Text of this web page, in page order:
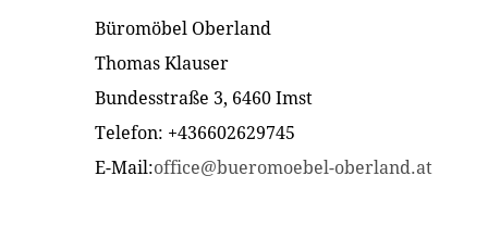
Büromöbel Oberland
Thomas Klauser
Bundesstraße 3, 6460 Imst
Telefon: +436602629745
E-Mail:office@bueromoebel-oberland.at